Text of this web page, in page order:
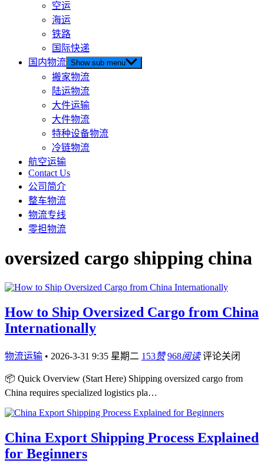
空运
海运
铁路
国际快递
国内物流 Show sub menu
搬家物流
陆运物流
大件运输
大件物流
特种设备物流
冷链物流
航空运输
Contact Us
公司简介
整车物流
物流专线
零担物流
oversized cargo shipping china
How to Ship Oversized Cargo from China
Internationally
物流运输 • 2026-3-31 9:35 星期二 153赞 968阅读 评论关闭
📦 Quick Overview (Start Here) Shipping oversized cargo from
China requires specialized logistics pla…
China Export Shipping Process Explained
for Beginners